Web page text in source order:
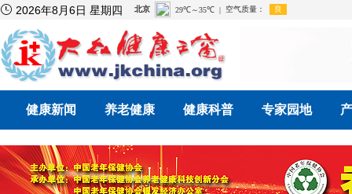
 2026年8月6日 星期四
健康新闻 养老健康 健康科普 专家园地